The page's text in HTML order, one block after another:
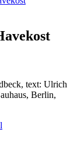
text: Ulrich
Berlin,